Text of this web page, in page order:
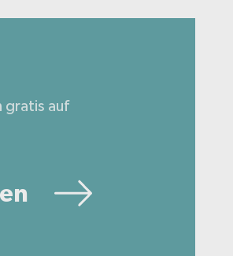
gratis auf